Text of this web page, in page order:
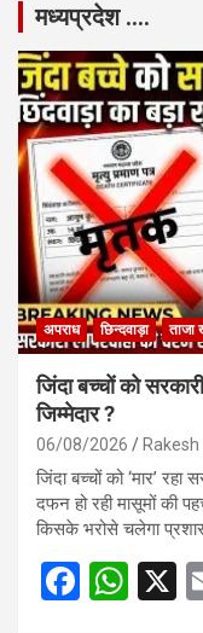
मध्यप्रदेश ….
अपराध छिन्दवाड़ा ताजा
जिंदा बच्चों को
जिम्मेदार ?
06/08/2026
जिंदा बच्चों को ‘मार’ रहा
दफन हो रही मासूमों की
किसके भरोसे चलेगा
F
W X